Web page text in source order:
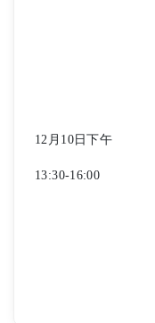
12月10日下午
13:30-16:00